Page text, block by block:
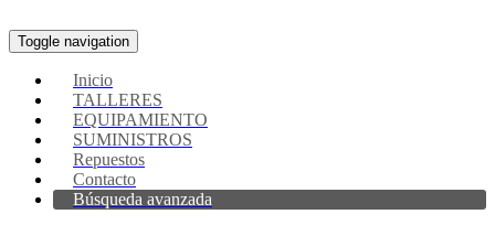
Toggle navigation
Inicio
TALLERES
EQUIPAMIENTO
SUMINISTROS
Repuestos
Contacto
Búsqueda avanzada